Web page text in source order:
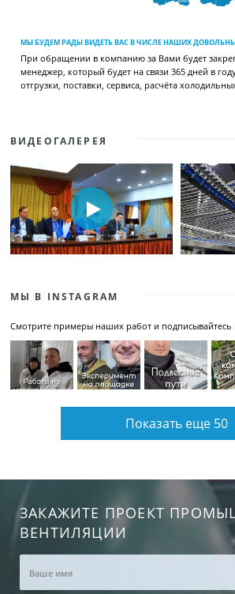
МЫ БУДЕМ РАДЫ ВИДЕТЬ ВАС В ЧИСЛЕ НАШИХ
При обращении в компанию за Вами будет
менеджер, который будет на связи 365 дней в
отгрузки, поставки, сервиса, расчёта
ВИДЕОГАЛЕРЕЯ
МЫ В INSTAGRAM
Смотрите примеры наших работ и подписывайтесь
Показать еще 50
ЗАКАЖИТЕ ПРОЕКТ
ВЕНТИЛЯЦИИ